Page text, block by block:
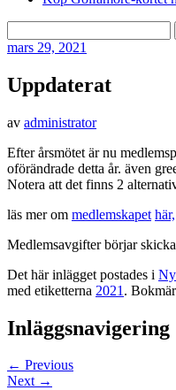
efter:
mars 29, 2021
Uppdaterat
av administrator
Efter årsmötet är nu
oförändrade detta år. även
Notera att det finns 2
läs mer om medlemskapet här,
Medlemsavgifter börjar
Det här inlägget postades i
med etiketterna 2021 .
Inläggsnavigering
← Previous
Next →